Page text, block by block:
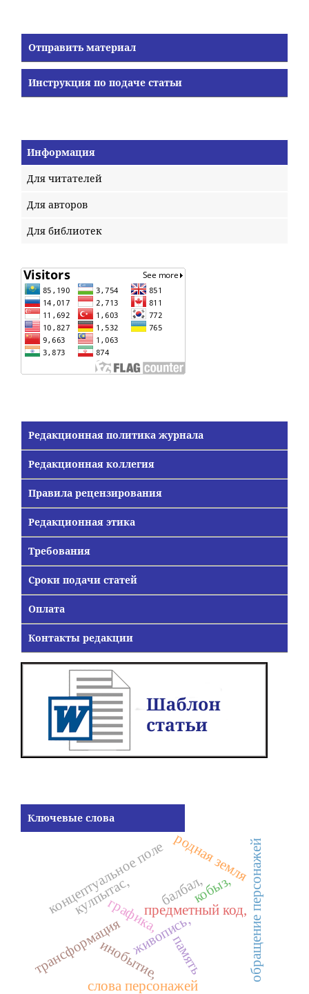
Отправить материал
Инструкция по подаче статьи
Информация
Для читателей
Для авторов
Для библиотек
Редакционная политика журнала
Редакционная коллегия
Правила рецензирования
Редакционная этика
Требования
Сроки подачи статей
Оплата
Контакты редакции
Ключевые слова
живопись,
графика,
кобыз,
балбал,
кулпытас, предметный код,
инобытие, память
трансформация обращение персонажей
концептуальное полеродная земля
слова персонажей